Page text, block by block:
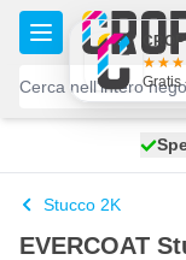
Salta al contenuto
Stucco 2K
EVERCOAT
Gratis